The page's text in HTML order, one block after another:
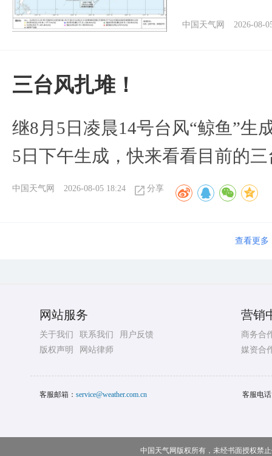
中国天气网 2026-08-
三台风扎堆！
继8月5日凌晨14号台风“鲸鱼”生
5日下午生成，快来看看目前的
中国天气网 2026-08-05 18:24 分享
查看更多
网站服务
关于我们 联系我们
用户反馈
版权声明
网站律师
营销
商务合
媒资合
客服邮箱： service@weather.com.cn 客服电
中国天气网版权所有，未经书面授权